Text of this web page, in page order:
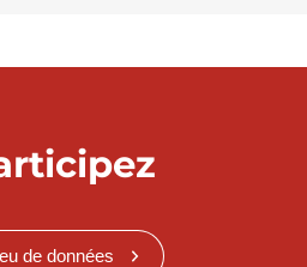
de données